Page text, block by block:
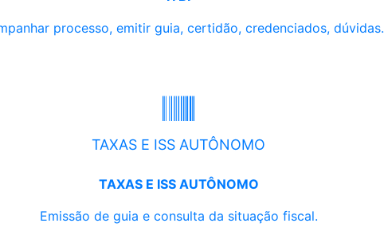
processo, emitir guia, certidão, credenciados, dúvidas.
TAXAS E ISS AUTÔNOMO
TAXAS E ISS AUTÔNOMO
Emissão de guia e consulta da situação fiscal.